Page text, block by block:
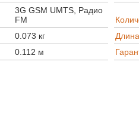
3G GSM UMTS, Радио
FM
0.073 кг Длина
0.112 м